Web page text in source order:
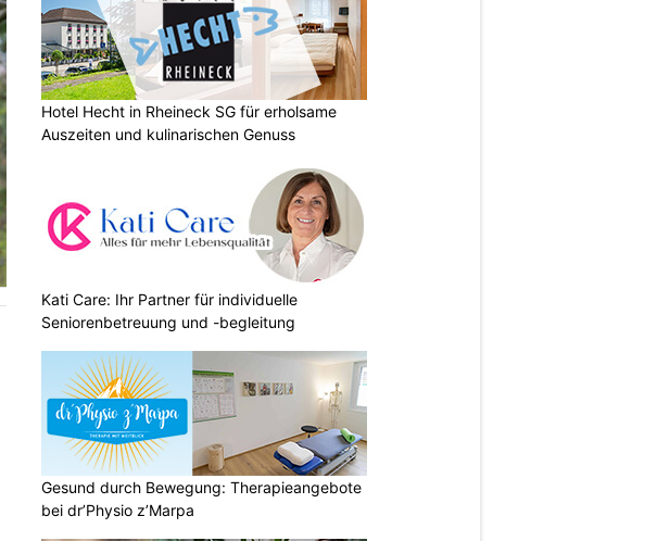
Hotel Hecht in Rheineck SG für erholsame
Auszeiten und kulinarischen Genuss
Kati Care: Ihr Partner für individuelle
Seniorenbetreuung und -begleitung
Gesund durch Bewegung: Therapieangebote
bei dr’Physio z’Marpa